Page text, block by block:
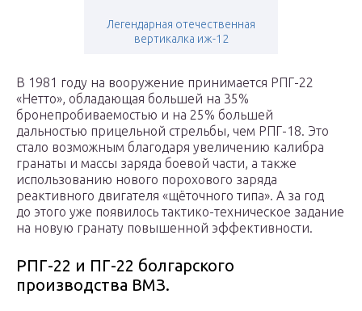
Легендарная отечественная
вертикалка иж-12
В 1981 году на вооружение принимается РПГ-22
«Нетто», обладающая большей на 35%
бронепробиваемостью и на 25% большей
дальностью прицельной стрельбы, чем РПГ-18. Это
стало возможным благодаря увеличению калибра
гранаты и массы заряда боевой части, а также
использованию нового порохового заряда
реактивного двигателя «щёточного типа». А за год
до этого уже появилось тактико-техническое задание
на новую гранату повышенной эффективности.
РПГ-22 и ПГ-22 болгарского
производства ВМЗ.